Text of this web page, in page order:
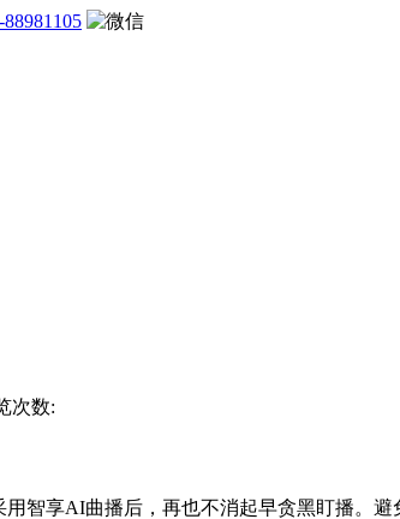
88981105
次数:
享AI曲播后，再也不消起早贪黑盯播。避